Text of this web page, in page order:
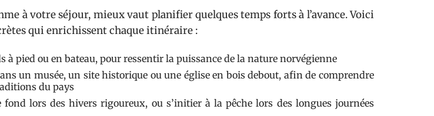
à votre séjour, mieux vaut planifier quelques temps forts à l’avance. Voici
qui enrichissent chaque itinéraire :
à pied ou en bateau, pour ressentir la puissance de la nature norvégienne
un musée, un site historique ou une église en bois debout, afin de comprendre
du pays
fond lors des hivers rigoureux, ou s’initier à la pêche lors des longues journées